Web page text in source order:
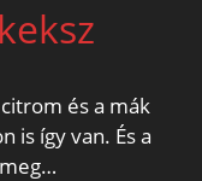
és a mák
is így van. És a